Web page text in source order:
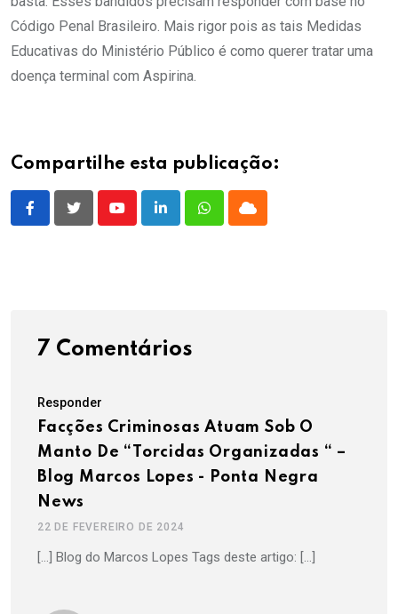
Código Penal Brasileiro. Mais rigor pois as tais Medidas
Educativas do Ministério Público é como querer tratar uma
doença terminal com Aspirina.
Compartilhe esta publicação:
YoutubeLinkedInWhatsappCloud
7 Comentários
Responder
Facções Criminosas Atuam Sob O
Manto De “torcidas Organizadas “ –
Blog Marcos Lopes - Ponta Negra
News
22 DE FEVEREIRO DE 2024
[…] Blog do Marcos Lopes Tags deste artigo: […]